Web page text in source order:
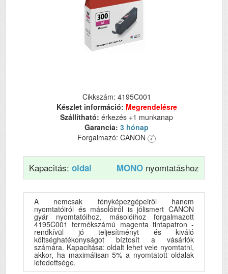
Cikkszám: 4195C001
Készlet információ: Megrendelésre
Szállítható: érkezés +1 munkanap
Garancia: 3 hónap
Forgalmazó: CANON
Kapacitás: oldal MONO nyomtatáshoz
A nemcsak fényképezgépeiről hanem
nyomtatóiról és másolóiról is jólismert CANON
gyár nyomtatóihoz, másolóihoz forgalmazott
4195C001 termékszámú magenta tintapatron -
rendkívül jó teljesítményt és kiváló
költséghatékonyságot bíztosít a vásárlók
számára. Kapacítása: oldalt lehet vele nyomtatni,
akkor, ha maximálisan 5% a nyomtatott oldalak
lefedettsége.